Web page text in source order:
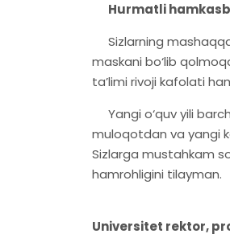
Hurmatli
Sizlarning
maskani bo‘lib
ta’limi rivoji kafolati
Yangi o‘quv yili
muloqotdan va yangi
Sizlarga mustahkam
hamrohligini tilayman.
Universitet